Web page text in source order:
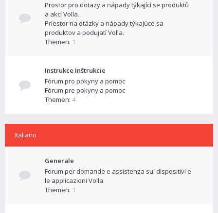
Prostor pro dotazy a nápady týkající se produktů
a akcí Volla.
Priestor na otázky a nápady týkajúce sa
produktov a podujatí Volla.
Themen: 1
Instrukce Inštrukcie
Fórum pro pokyny a pomoc
Fórum pre pokyny a pomoc
Themen: 4
Italiano
Generale
Forum per domande e assistenza sui dispositivi e
le applicazioni Volla
Themen: 1